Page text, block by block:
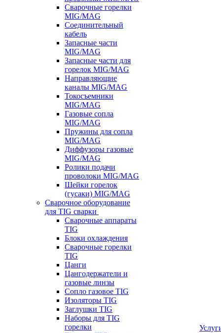
Сварочные горелки
MIG/MAG
Соединительный
кабель
Запасные части
MIG/MAG
Запасные части для
горелок MIG/MAG
Направляющие
каналы MIG/MAG
Токосъемники
MIG/MAG
Газовые сопла
MIG/MAG
Пружины для сопла
MIG/MAG
Диффузоры газовые
MIG/MAG
Ролики подачи
проволоки MIG/MAG
Шейки горелок
(гусаки) MIG/MAG
Сварочное оборудование
для TIG сварки
Сварочные аппараты
TIG
Блоки охлаждения
Сварочные горелки
TIG
Цанги
Цангодержатели и
газовые линзы
Сопло газовое TIG
Изоляторы TIG
Заглушки TIG
Наборы для TIG
горелки